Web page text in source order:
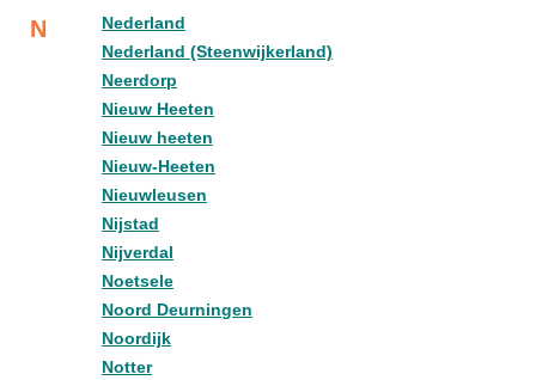
N
Nederland
Nederland (Steenwijkerland)
Neerdorp
Nieuw Heeten
Nieuw heeten
Nieuw-Heeten
Nieuwleusen
Nijstad
Nijverdal
Noetsele
Noord Deurningen
Noordijk
Notter